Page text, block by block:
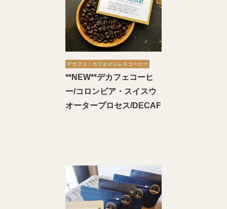
デカフェ・カフェインレスコーヒー
**NEW**デカフェコーヒ
ー/コロンビア・スイスウ
オータープロセス/DECAF